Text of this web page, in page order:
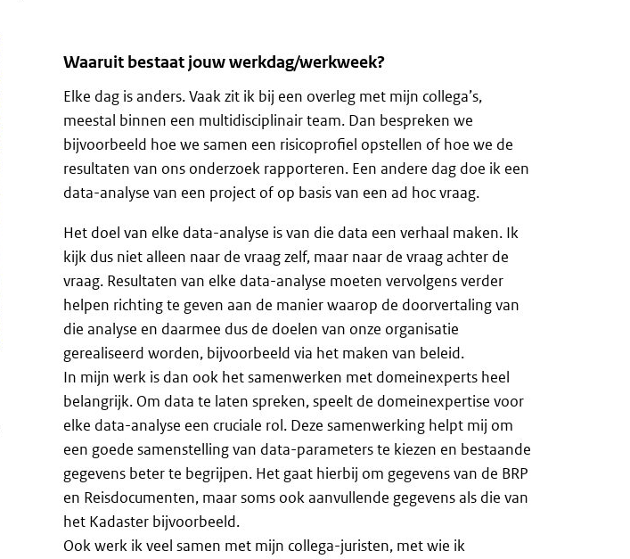
Waaruit bestaat jouw werkdag/werkweek?
Elke dag is anders. Vaak zit ik bij een overleg met mijn collega’s,
meestal binnen een multidisciplinair team. Dan bespreken we
bijvoorbeeld hoe we samen een risicoprofiel opstellen of hoe we de
resultaten van ons onderzoek rapporteren. Een andere dag doe ik een
data-analyse van een project of op basis van een ad hoc vraag.
Het doel van elke data-analyse is van die data een verhaal maken. Ik
kijk dus niet alleen naar de vraag zelf, maar naar de vraag achter de
vraag. Resultaten van elke data-analyse moeten vervolgens verder
helpen richting te geven aan de manier waarop de doorvertaling van
die analyse en daarmee dus de doelen van onze organisatie
gerealiseerd worden, bijvoorbeeld via het maken van beleid.
In mijn werk is dan ook het samenwerken met domeinexperts heel
belangrijk. Om data te laten spreken, speelt de domeinexpertise voor
elke data-analyse een cruciale rol. Deze samenwerking helpt mij om
een goede samenstelling van data-parameters te kiezen en bestaande
gegevens beter te begrijpen. Het gaat hierbij om gegevens van de BRP
en Reisdocumenten, maar soms ook aanvullende gegevens als die van
het Kadaster bijvoorbeeld.
Ook werk ik veel samen met mijn collega-juristen, met wie ik